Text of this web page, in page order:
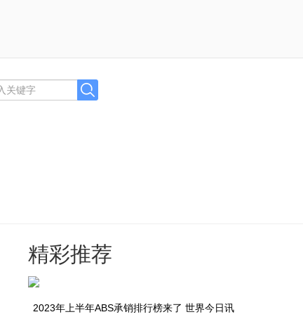
精彩推荐
2023年上半年ABS承销排行榜来了 世界今日讯